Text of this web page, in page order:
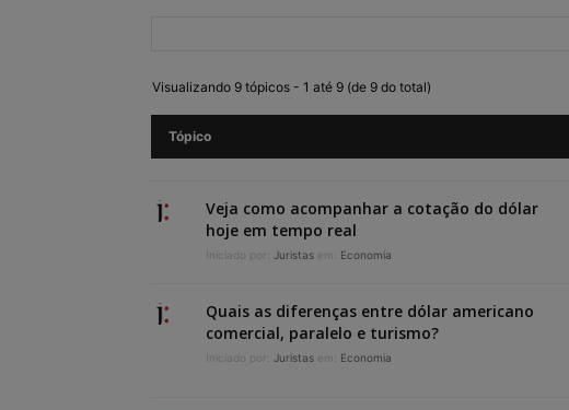
Visualizando 9 tópicos - 1 até 9 (de 9 do total)
Tópico
Veja como acompanhar a cotação do dólar
hoje em tempo real
Iniciado por: Juristas em: Economia
Quais as diferenças entre dólar americano
comercial, paralelo e turismo?
Iniciado por: Juristas em: Economia